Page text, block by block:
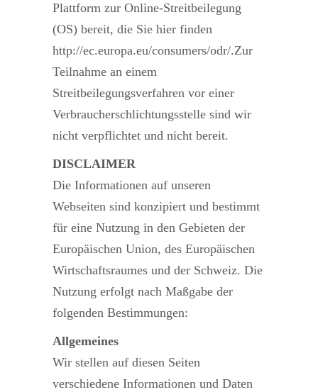
Plattform zur Online-Streitbeilegung
(OS) bereit, die Sie hier finden
http://ec.europa.eu/consumers/odr/.Zur
Teilnahme an einem
Streitbeilegungsverfahren vor einer
Verbraucherschlichtungsstelle sind wir
nicht verpflichtet und nicht bereit.
DISCLAIMER
Die Informationen auf unseren
Webseiten sind konzipiert und bestimmt
für eine Nutzung in den Gebieten der
Europäischen Union, des Europäischen
Wirtschaftsraumes und der Schweiz. Die
Nutzung erfolgt nach Maßgabe der
folgenden Bestimmungen:
Allgemeines
Wir stellen auf diesen Seiten
verschiedene Informationen und Daten